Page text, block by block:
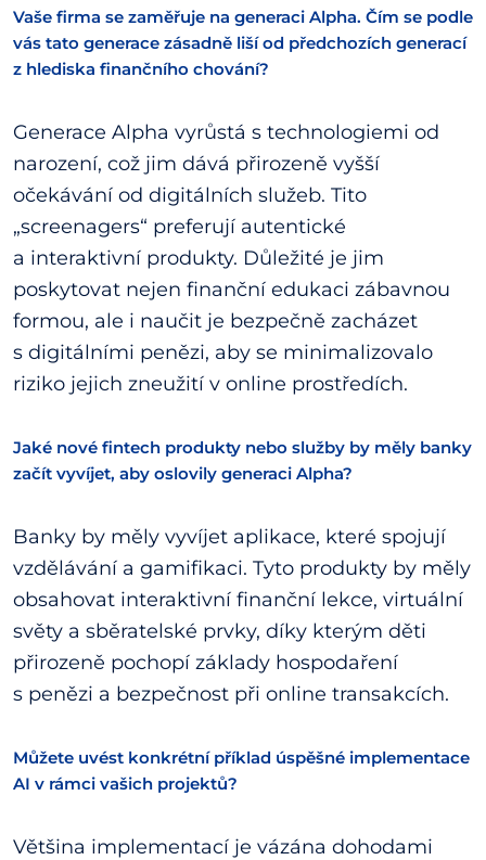
Vaše firma se zaměřuje na generaci Alpha. Čím se podle
vás tato generace zásadně liší od předchozích generací
z hlediska finančního chování?
Generace Alpha vyrůstá s technologiemi od
narození, což jim dává přirozeně vyšší
očekávání od digitálních služeb. Tito
„screenagers“ preferují autentické
a interaktivní produkty. Důležité je jim
poskytovat nejen finanční edukaci zábavnou
formou, ale i naučit je bezpečně zacházet
s digitálními penězi, aby se minimalizovalo
riziko jejich zneužití v online prostředích.
Jaké nové fintech produkty nebo služby by měly banky
začít vyvíjet, aby oslovily generaci Alpha?
Banky by měly vyvíjet aplikace, které spojují
vzdělávání a gamifikaci. Tyto produkty by měly
obsahovat interaktivní finanční lekce, virtuální
světy a sběratelské prvky, díky kterým děti
přirozeně pochopí základy hospodaření
s penězi a bezpečnost při online transakcích.
Můžete uvést konkrétní příklad úspěšné implementace
AI v rámci vašich projektů?
Většina implementací je vázána dohodami